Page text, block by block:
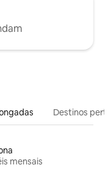
Destinos
mensais